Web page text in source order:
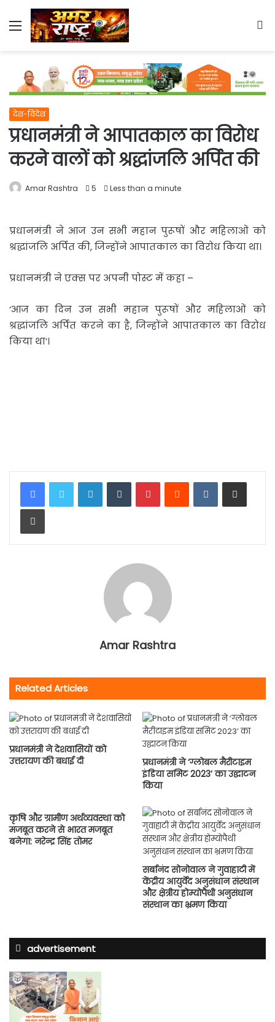
Menu
देश-विदेश
प्रधानमंत्री ने आपातकाल का विरोध
करने वालों को श्रद्धांजलि अर्पित की
Amar Rashtra 5 Less than a minute
प्रधानमंत्री ने आज उन सभी महान पुरूषों और महिलाओं को
श्रद्धांजलि अर्पित की, जिन्‍होंने आपातकाल काविरोध किया था।
प्रधानमंत्री ने एक्स पर अपनी पोस्ट में कहा –
‘आज का दिन उन सभी महान पुरूषों और महिलाओं को
श्रद्धांजलि अर्पित करने का है, जिन्‍होंने आपातकाल का विरोध
किया था’।
LinkedInTumblrPinterestReddit VKontakteShare via Email
Print
Amar Rashtra
Related Articles
प्रधानमंत्री ने देशवासियों को
उत्तरायण की बधाई दी
प्रधानमंत्री ने ‘ग्लोबल मैरीटाइम
इंडिया समिट 2023’ का उद्घाटन
किया
कृषि और ग्रामीण अर्थव्यवस्था को
मजबूत करने से भारत मजबूत
बनेगा: नरेन्द्र सिंह तोमर
सर्बानंद सोनोवाल ने गुवाहाटी में
केंद्रीय आयुर्वेद अनुसंधान संस्थान
और क्षेत्रीय होम्योपैथी अनुसंधान
संस्थान का भ्रमण किया
advertisement